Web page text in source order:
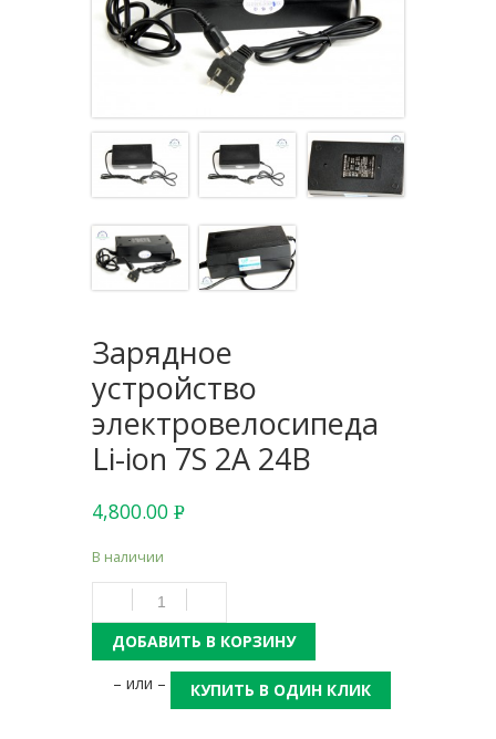
Зарядное
устройство
электровелосипеда
Li-ion 7S 2A 24В
4,800.00 Р
В наличии
ДОБАВИТЬ В КОРЗИНУ
– или –
КУПИТЬ В ОДИН КЛИК